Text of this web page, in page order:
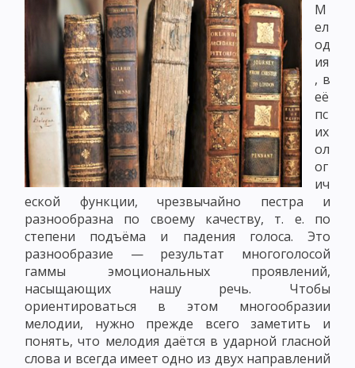
М
ел
од
ия
, в
её
пс
их
ол
ог
ич
еской функции, чрезвычайно пестра и
разнообразна по своему качеству, т. е. по
степени подъёма и падения голоса. Это
разнообразие — результат многоголосой
гаммы эмоциональных проявлений,
насыщающих нашу речь. Чтобы
ориентироваться в этом многообразии
мелодии, нужно прежде всего заметить и
понять, что мелодия даётся в ударной гласной
слова и всегда имеет одно из двух направлений